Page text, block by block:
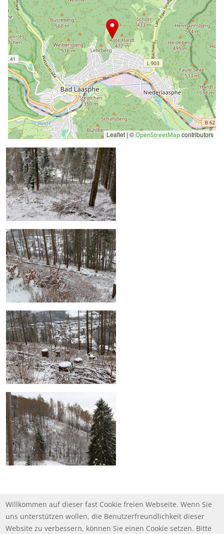
Leaflet | ©OpenStreetMapcontributors
Willkommen auf dieser fast Cookie freien Webseite. Wenn Sie
uns unterstützen wollen, die Benutzerfreundlichkeit dieser
Website zu verbessern, können Sie einen Cookie setzen. Bitte